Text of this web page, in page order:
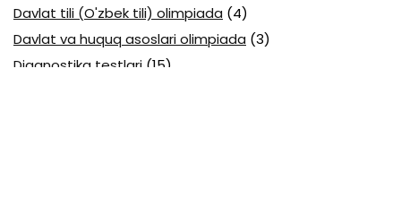
Davlat tili (O'zbek tili) olimpiada (4)
Davlat va huquq asoslari olimpiada (3)
Diagnostika testlari (15)